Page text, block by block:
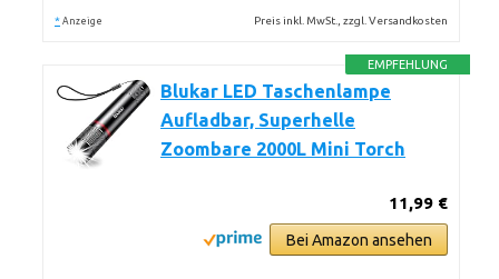
* Anzeige Preis inkl. MwSt., zzgl. Versandkosten
EMPFEHLUNG
Blukar LED Taschenlampe
Aufladbar, Superhelle
Zoombare 2000L Mini Torch
11,99 €
Bei Amazon ansehen